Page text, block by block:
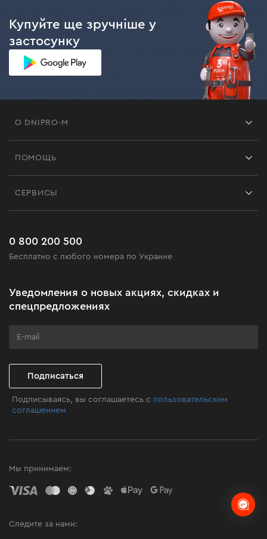
Купуйте ще зручніше у
застосунку
О DNIPRO-M
Черная пятница
Клуб мастерства
ПОМОЩЬ
Часто задаваемые вопросы
СЕРВИСЫ
0 800 200 500
Бесплатно с любого номера по Украине
Уведомления о новых акциях, скидках и
спецпредложениях
Подписаться
Подписываясь, вы соглашаетесь с пользовательским
соглашением
Мы принимаем:
Следите за нами: